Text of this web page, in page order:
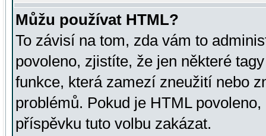
Můžu používat HTML?
To závisí na tom, zda vám to
povoleno, zjistíte, že jen některé
funkce, která zamezí zneužití nebo
problémů. Pokud je HTML
příspěvku tuto volbu zakázat.